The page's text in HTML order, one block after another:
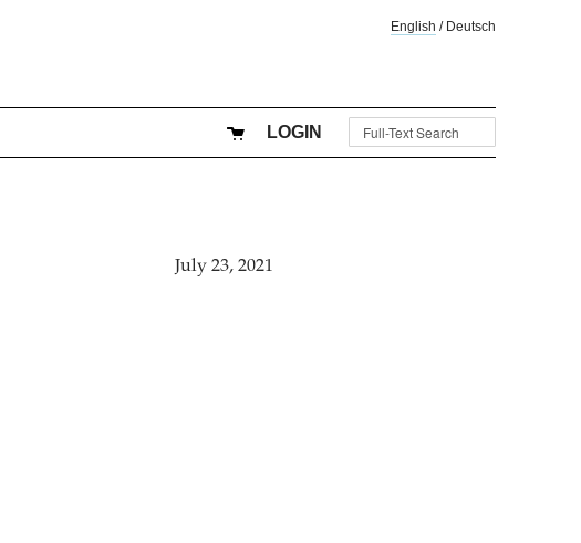
English / Deutsch
LOGIN
July 23, 2021